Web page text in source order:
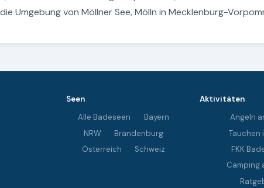
Umgebung von Möllner See, Mölln in Mecklenburg-
Seen
Alle Badeseen
Bayern
NRW
Brandenburg
Österreich
Schweiz
Aktivitäten
Angeln
Tauchen
FKK
Camping